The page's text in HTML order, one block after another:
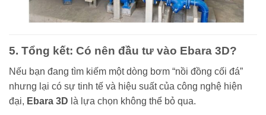
5. Tổng kết: Có nên đầu tư vào Ebara 3D?
Nếu bạn đang tìm kiếm một dòng bơm “nồi đồng cối đá”
nhưng lại có sự tinh tế và hiệu suất của công nghệ hiện
đại, Ebara 3D là lựa chọn không thể bỏ qua.